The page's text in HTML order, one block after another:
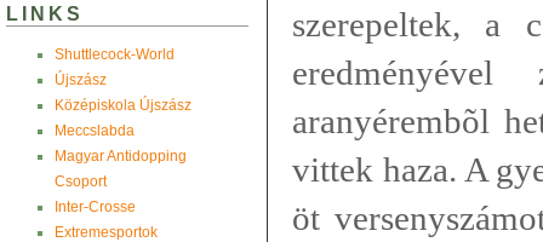
LINKS
Shuttlecock-World
Újszász
Középiskola Újszász
Meccslabda
Magyar Antidopping
Csoport
Inter-Crosse
Extremesportok
szerepeltek, a
aranyérembõl
vittek haza. A
öt